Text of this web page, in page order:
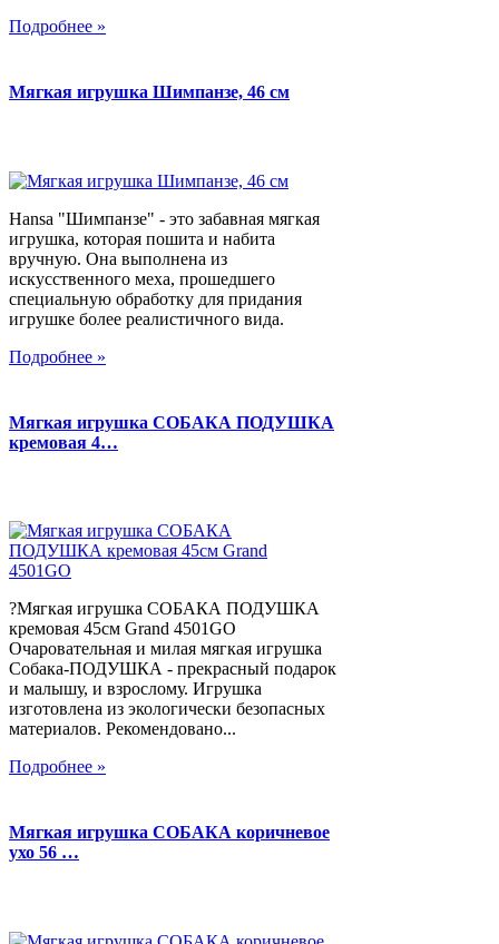
Подробнее »
Мягкая игрушка Шимпанзе, 46 см
Hansa "Шимпанзе" - это забавная мягкая
игрушка, которая пошита и набита
вручную. Она выполнена из
искусственного меха, прошедшего
специальную обработку для придания
игрушке более реалистичного вида.
Подробнее »
Мягкая игрушка СОБАКА ПОДУШКА
кремовая 4…
?Мягкая игрушка СОБАКА ПОДУШКА
кремовая 45см Grand 4501GO
Очаровательная и милая мягкая игрушка
Собака-ПОДУШКА - прекрасный подарок
и малышу, и взрослому. Игрушка
изготовлена из экологически безопасных
материалов. Рекомендовано...
Подробнее »
Мягкая игрушка СОБАКА коричневое
ухо 56 …